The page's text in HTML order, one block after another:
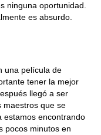
ninguna oportunidad.
es absurdo.
una película de
tener la mejor
llegó a ser
maestros que se
estamos encontrando
pocos minutos en